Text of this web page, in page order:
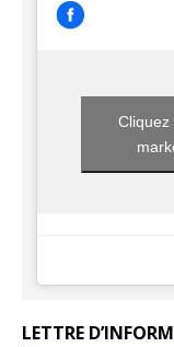
Cliquez
LETTRE